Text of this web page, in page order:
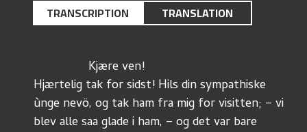
TRANSCRIPTION TRANSLATION
	        Kjære ven!
Hjærtelig tak for sidst! Hils din sympathiske
ùnge nevö, og tak ham fra mig for visitten; – vi
blev alle saa glade i ham, – og det var bare